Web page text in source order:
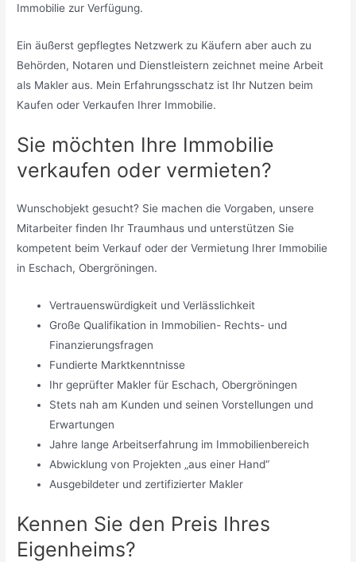
Immobilie zur Verfügung.
Ein äußerst gepflegtes Netzwerk zu Käufern aber auch zu
Behörden, Notaren und Dienstleistern zeichnet meine Arbeit
als Makler aus. Mein Erfahrungsschatz ist Ihr Nutzen beim
Kaufen oder Verkaufen Ihrer Immobilie.
Sie möchten Ihre Immobilie
verkaufen oder vermieten?
Wunschobjekt gesucht? Sie machen die Vorgaben, unsere
Mitarbeiter finden Ihr Traumhaus und unterstützen Sie
kompetent beim Verkauf oder der Vermietung Ihrer Immobilie
in Eschach, Obergröningen.
Vertrauenswürdigkeit und Verlässlichkeit
Große Qualifikation in Immobilien- Rechts- und
Finanzierungsfragen
Fundierte Marktkenntnisse
Ihr geprüfter Makler für Eschach, Obergröningen
Stets nah am Kunden und seinen Vorstellungen und
Erwartungen
Jahre lange Arbeitserfahrung im Immobilienbereich
Abwicklung von Projekten „aus einer Hand“
Ausgebildeter und zertifizierter Makler
Kennen Sie den Preis Ihres
Eigenheims?